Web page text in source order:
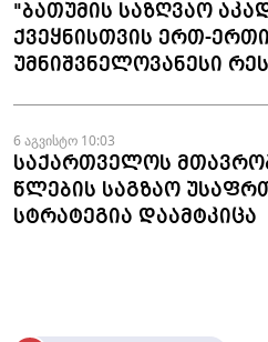
"ბათუმის საზღვაო
ქვეყნისთვის ერთ-ერთი
უმნიშვნელოვანესი
6 აგვისტო 10:03
საქართველოს
წლების საგზაო
სტრატეგია დაამტკიცა